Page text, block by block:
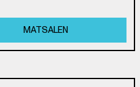
MATSALEN